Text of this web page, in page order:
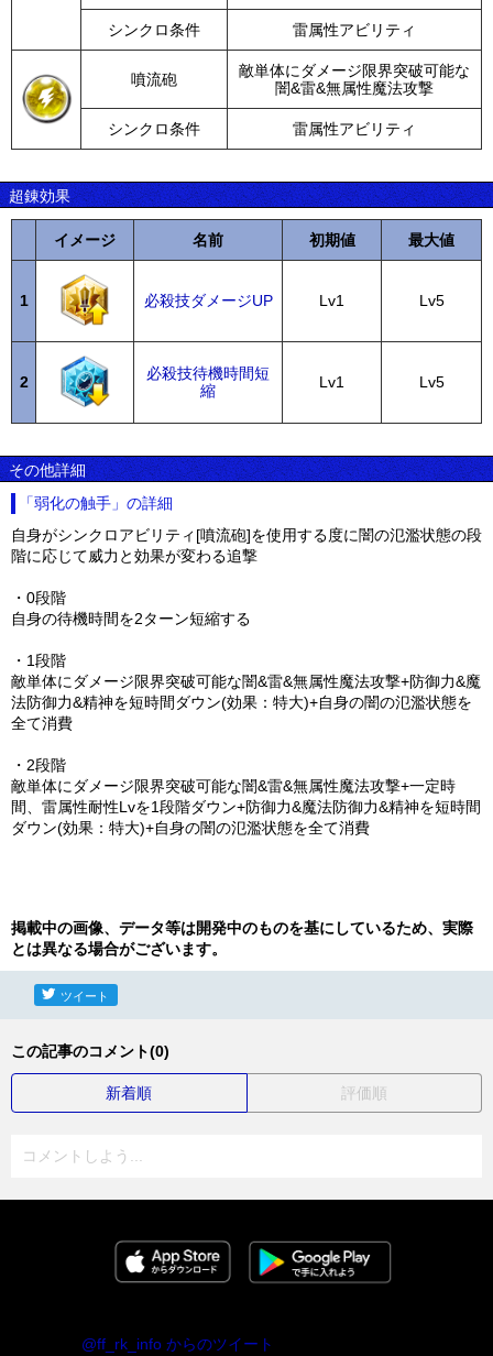
シンクロ条件 雷属性アビリティ
噴流砲
敵単体にダメージ限界突破可能な
闇&雷&無属性魔法攻撃
シンクロ条件 雷属性アビリティ
超錬効果
イメージ 名前 初期値 最大値
1 必殺技ダメージUP Lv1 Lv5
2
必殺技待機時間短
縮
Lv1 Lv5
その他詳細
「弱化の触手」の詳細
自身がシンクロアビリティ[噴流砲]を使用する度に闇の氾濫状態の段
階に応じて威力と効果が変わる追撃
・0段階
自身の待機時間を2ターン短縮する
・1段階
敵単体にダメージ限界突破可能な闇&雷&無属性魔法攻撃+防御力&魔
法防御力&精神を短時間ダウン(効果：特大)+自身の闇の氾濫状態を
全て消費
・2段階
敵単体にダメージ限界突破可能な闇&雷&無属性魔法攻撃+一定時
間、雷属性耐性Lvを1段階ダウン+防御力&魔法防御力&精神を短時間
ダウン(効果：特大)+自身の闇の氾濫状態を全て消費
掲載中の画像、データ等は開発中のものを基にしているため、実際
とは異なる場合がございます。
ツイート
この記事のコメント(0)
新着順 評価順
コメントしよう...
@ff_rk_info からのツイート